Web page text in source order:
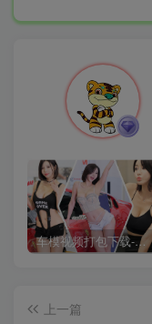
车模视频打包下载-高清无水印版
上一篇